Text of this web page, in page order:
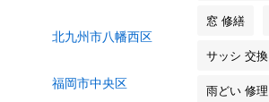
北九州市八幡西区
福岡市中央区
窓 修繕
サッシ 交換
雨どい 修理